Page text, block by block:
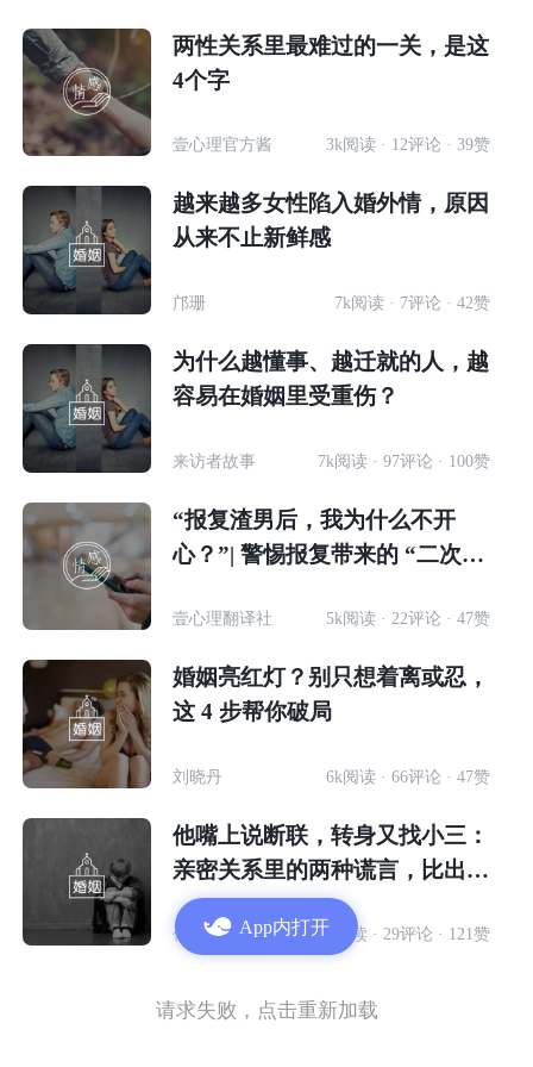
两性关系里最难过的一关，是这
4个字
壹心理官方酱 3k阅读 · 12评论 · 39赞
越来越多女性陷入婚外情，原因
从来不止新鲜感
邝珊 7k阅读 · 7评论 · 42赞
为什么越懂事、越迁就的人，越
容易在婚姻里受重伤？
来访者故事 7k阅读 · 97评论 · 100赞
“报复渣男后，我为什么不开
心？”| 警惕报复带来的 “二次伤
壹心理翻译社 5k阅读 · 22评论 · 47赞
婚姻亮红灯？别只想着离或忍，
这 4 步帮你破局
刘晓丹 6k阅读 · 66评论 · 47赞
他嘴上说断联，转身又找小三：
亲密关系里的两种谎言，比出轨
更伤人
代桂云 3w阅读 · 29评论 · 121赞
请求失败，点击重新加载
App内打开